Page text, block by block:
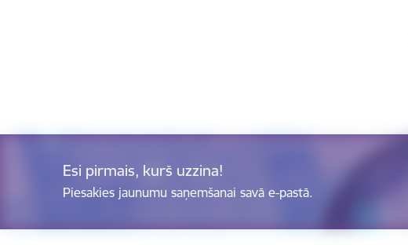
Esi pirmais, kurš uzzina!
Piesakies jaunumu saņemšanai savā e-pastā.